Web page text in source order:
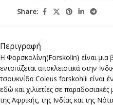
Share:
Περιγραφή
Η Φορσκολίνη(Forskolin) είναι
εντοπίζεται αποκλειστικά στην
τσουκνίδα Coleus forskohlii είναι
εδώ και χιλιετίες σε
της Αφρικής, της Ινδίας και της